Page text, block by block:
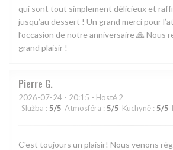
qui sont tout simplement délicieux et
jusqu’au dessert ! Un grand merci pour
l’occasion de notre anniversaire 🙏 Nous
grand plaisir !
Pierre G
2026-07-24 - 20:15 - Hosté 2
Služba : 5/5 Atmosféra : 5/5 Kuchyně : 5/5
C'est toujours un plaisir! Nous venons